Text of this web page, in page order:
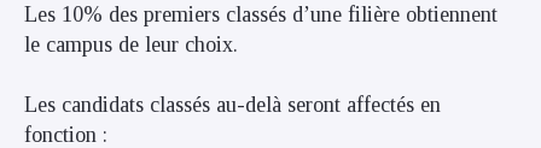
Les 10% des premiers classés d’une filière obtiennent
le campus de leur choix.
Les candidats classés au-delà seront affectés en
fonction :